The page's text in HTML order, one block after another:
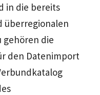
in die bereits
überregionalen
gehören die
den Datenimport